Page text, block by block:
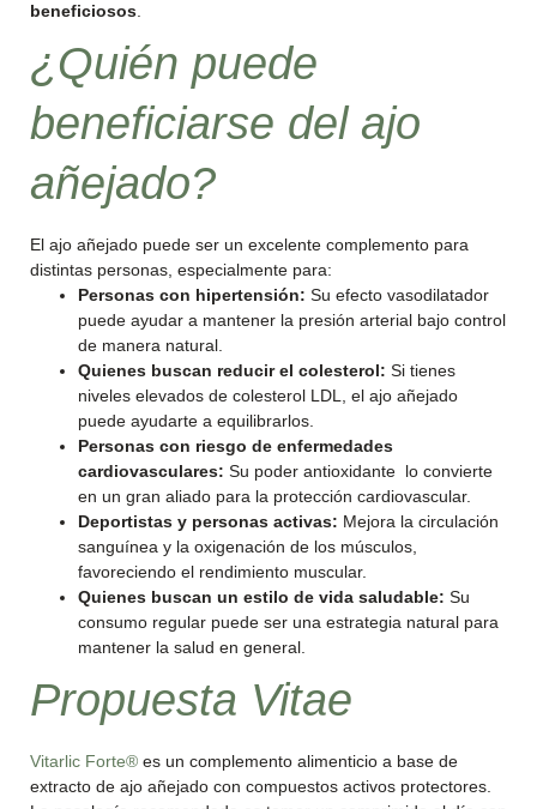
beneficiosos
¿Quién puede
beneficiarse del ajo
añejado?
El ajo añejado puede ser un excelente complemento para
distintas personas, especialmente para:
Personas con hipertensión: Su efecto vasodilatador
puede ayudar a mantener la presión arterial bajo control
de manera natural.
Quienes buscan reducir el colesterol: Si tienes
niveles elevados de colesterol LDL, el ajo añejado
puede ayudarte a equilibrarlos.
Personas con riesgo de enfermedades
cardiovasculares: Su poder antioxidante lo convierte
en un gran aliado para la protección cardiovascular.
Deportistas y personas activas: Mejora la circulación
sanguínea y la oxigenación de los músculos,
favoreciendo el rendimiento muscular.
Quienes buscan un estilo de vida saludable: Su
consumo regular puede ser una estrategia natural para
mantener la salud en general.
Propuesta Vitae
Vitarlic Forte® es un complemento alimenticio a base de
extracto de ajo añejado con compuestos activos protectores.